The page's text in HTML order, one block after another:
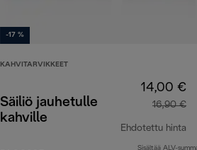
-17 %
KAHVITARVIKKEET
Säiliö jauhetulle
kahville
14,00 €
16,90 €
Ehdotettu hinta
Sisältää ALV-